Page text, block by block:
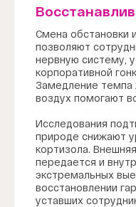
Смена обстановки
позволяют
нервную систему,
корпоративной
Замедление темпа
воздух помогают
Исследования
природе снижают
кортизола.
передается и
экстремальных
восстановлении
уставших